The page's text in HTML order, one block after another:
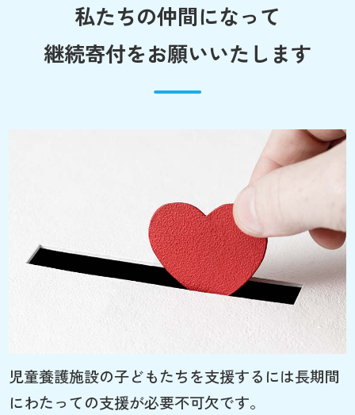
私たちの仲間になって
継続寄付をお願いいたします
児童養護施設の子どもたちを支援するには長期間
にわたっての支援が必要不可欠です。